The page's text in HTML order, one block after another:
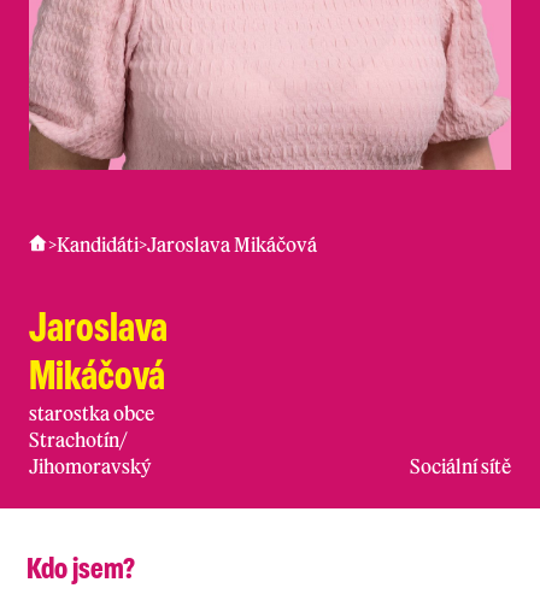
>Kandidáti>Jaroslava Mikáčová
Jaroslava
Mikáčová
starostka obce
Strachotín/
Jihomoravský
Sociální sítě
Kdo jsem?